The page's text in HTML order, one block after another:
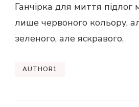
Ганчірка для миття
лише червоного кольору,
зеленого, але яскравого.
AUTHOR1